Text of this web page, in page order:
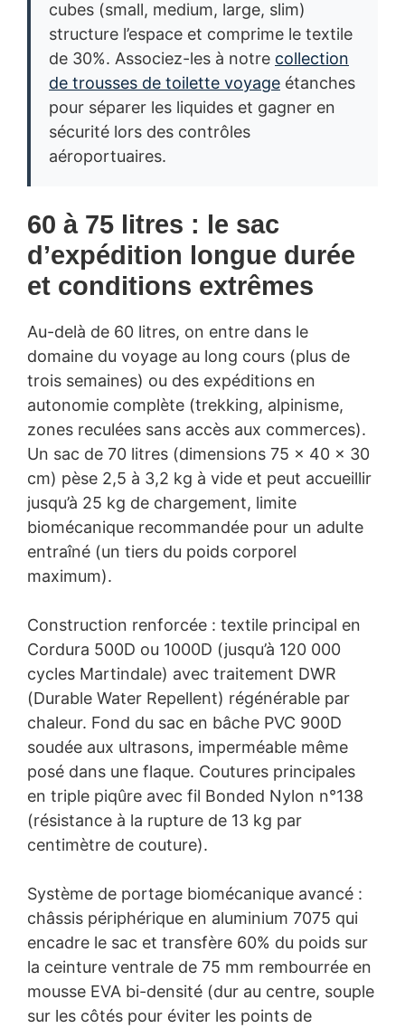
cubes (small, medium, large, slim)
structure l’espace et comprime le textile
de 30%. Associez-les à notre collection
de trousses de toilette voyage étanches
pour séparer les liquides et gagner en
sécurité lors des contrôles
aéroportuaires.
60 à 75 litres : le sac
d’expédition longue durée
et conditions extrêmes
Au-delà de 60 litres, on entre dans le
domaine du voyage au long cours (plus de
trois semaines) ou des expéditions en
autonomie complète (trekking, alpinisme,
zones reculées sans accès aux commerces).
Un sac de 70 litres (dimensions 75 × 40 × 30
cm) pèse 2,5 à 3,2 kg à vide et peut accueillir
jusqu’à 25 kg de chargement, limite
biomécanique recommandée pour un adulte
entraîné (un tiers du poids corporel
maximum).
Construction renforcée : textile principal en
Cordura 500D ou 1000D (jusqu’à 120 000
cycles Martindale) avec traitement DWR
(Durable Water Repellent) régénérable par
chaleur. Fond du sac en bâche PVC 900D
soudée aux ultrasons, imperméable même
posé dans une flaque. Coutures principales
en triple piqûre avec fil Bonded Nylon n°138
(résistance à la rupture de 13 kg par
centimètre de couture).
Système de portage biomécanique avancé :
châssis périphérique en aluminium 7075 qui
encadre le sac et transfère 60% du poids sur
la ceinture ventrale de 75 mm rembourrée en
mousse EVA bi-densité (dur au centre, souple
sur les côtés pour éviter les points de